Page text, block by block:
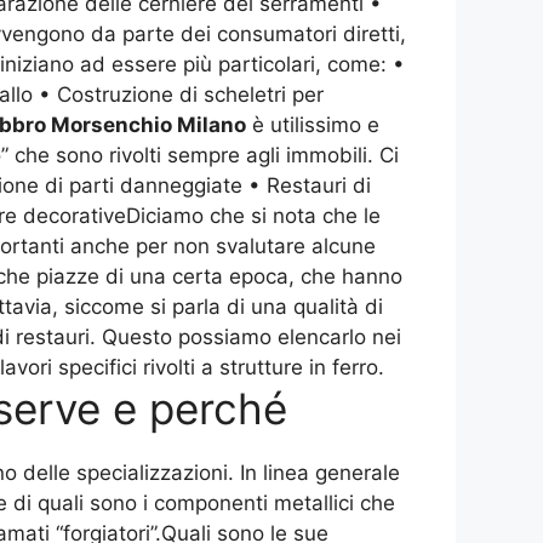
da parte dei consumatori diretti,
ad essere più particolari, come: •
• Costruzione di scheletri per
Morsenchio Milano è utilissimo e
che sono rivolti sempre agli immobili. Ci
di parti danneggiate • Restauri di
decorativeDiciamo che si nota che le
anche per non svalutare alcune
piazze di una certa epoca, che hanno
siccome si parla di una qualità di
Questo possiamo elencarlo nei
specifici rivolti a strutture in ferro.
e perché
delle specializzazioni. In linea generale
quali sono i componenti metallici che
“forgiatori”.Quali sono le sue